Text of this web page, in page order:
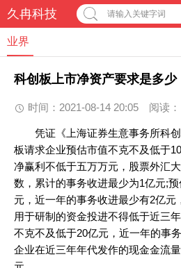
久冉科技 请输入关键字词
业界
科创板上市净资产要求是多少
时间：2021-08-14 20:05 阅读：
凭证《上海证券生意事务所科创
板请求企业预估市值不克不及低于
净赢利不低于五万万元，股票外汇
数，累计的事务收进最少为1亿元;
元，近一年的事务收进最少有2亿
用于研制的资金投进不得低于近三
不克不及低于20亿元，近一年的事
企业在近三年年代发作的现金金流